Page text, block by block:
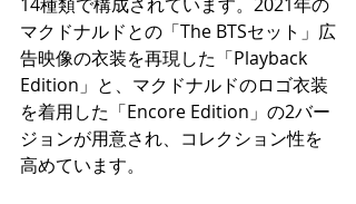
マクドナルドとの「The BTSセット」広
告映像の衣装を再現した「Playback
Edition」と、マクドナルドのロゴ衣装
を着用した「Encore Edition」の2バー
ジョンが用意され、コレクション性を
高めています。